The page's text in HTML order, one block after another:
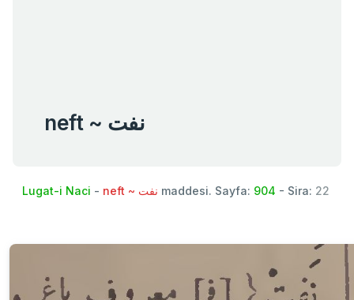
neft ~ نفت
Lugat-i Naci - neft ~ نفت maddesi. Sayfa: 904 - Sira: 22